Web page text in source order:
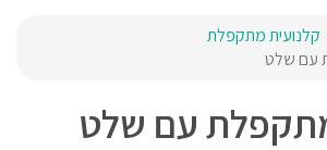
קלנועית מתקפלת
עם שלט
עם שלט